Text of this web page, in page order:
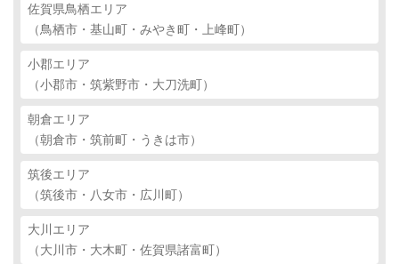
佐賀県鳥栖エリア
（鳥栖市・基山町・みやき町・上峰町）
小郡エリア
（小郡市・筑紫野市・大刀洗町）
朝倉エリア
（朝倉市・筑前町・うきは市）
筑後エリア
（筑後市・八女市・広川町）
大川エリア
（大川市・大木町・佐賀県諸富町）